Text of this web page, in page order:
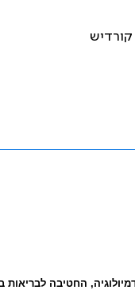
קורדיש
החטיבה